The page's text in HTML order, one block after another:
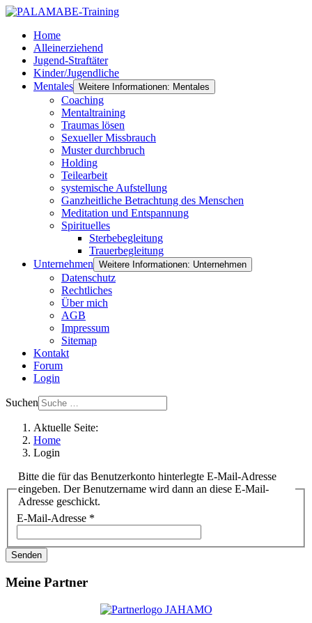
Home
Alleinerziehend
Jugend-Straftäter
Kinder/Jugendliche
Mentales Weitere Informationen: Mentales
Coaching
Mentaltraining
Traumas lösen
Sexueller Missbrauch
Muster durchbruch
Holding
Teilearbeit
systemische Aufstellung
Ganzheitliche Betrachtung des Menschen
Meditation und Entspannung
Spirituelles
Sterbebegleitung
Trauerbegleitung
Unternehmen Weitere Informationen: Unternehmen
Datenschutz
Rechtliches
Über mich
AGB
Impressum
Sitemap
Kontakt
Forum
Login
Suchen
Aktuelle Seite:
Home
Login
Bitte die für das Benutzerkonto hinterlegte E-Mail-Adresse
eingeben. Der Benutzername wird dann an diese E-Mail-
Adresse geschickt.
E-Mail-Adresse *
Senden
Meine Partner